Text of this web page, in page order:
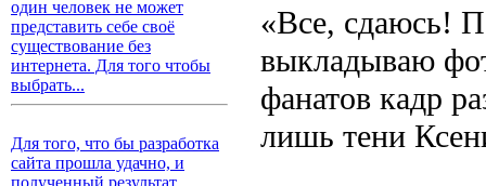
один человек не может
представить себе своё
существование без
интернета. Для того чтобы
выбрать...
Для того, что бы разработка
сайта прошла удачно, и
полученный результат
«Все, сдаюсь!
выкладываю
фанатов кадр
лишь тени